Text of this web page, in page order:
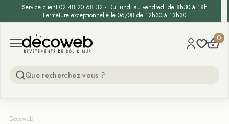
Service client 02 48 20 68 32 - Du lundi au vendredi de 8h30 à 18h
Fermeture exceptionnelle le 06/08 de 12h30 à 13h30
Open menu
Decoweb 0
Decoweb